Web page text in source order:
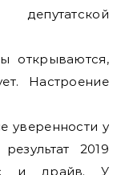
открываются,
Настроение
уверенности у
2019
и драйв. У